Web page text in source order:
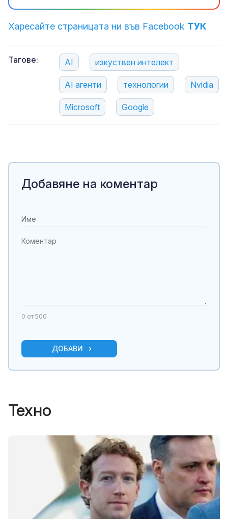
Харесайте страницата ни във Facebook ТУК
Тагове: AI изкуствен интелект
AI агенти технологии Nvidia
Microsoft Google
Добавяне на коментар
0 от 500
ДОБАВИ
Техно